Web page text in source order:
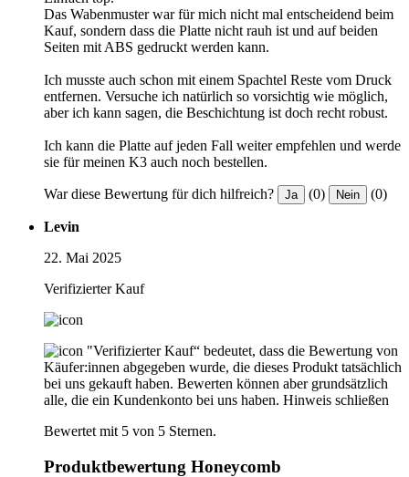
Das Wabenmuster war für mich nicht mal entscheidend beim
Kauf, sondern dass die Platte nicht rauh ist und auf beiden
Seiten mit ABS gedruckt werden kann.
Ich musste auch schon mit einem Spachtel Reste vom Druck
entfernen. Versuche ich natürlich so vorsichtig wie möglich,
aber ich kann sagen, die Beschichtung ist doch recht robust.
Ich kann die Platte auf jeden Fall weiter empfehlen und werde
sie für meinen K3 auch noch bestellen.
War diese Bewertung für dich hilfreich? Ja (0) Nein (0)
Levin
22. Mai 2025
Verifizierter Kauf
"Verifizierter Kauf“ bedeutet, dass die Bewertung von
Käufer:innen abgegeben wurde, die dieses Produkt tatsächlich
bei uns gekauft haben. Bewerten können aber grundsätzlich
alle, die ein Kundenkonto bei uns haben. Hinweis schließen
Bewertet mit 5 von 5 Sternen.
Produktbewertung Honeycomb